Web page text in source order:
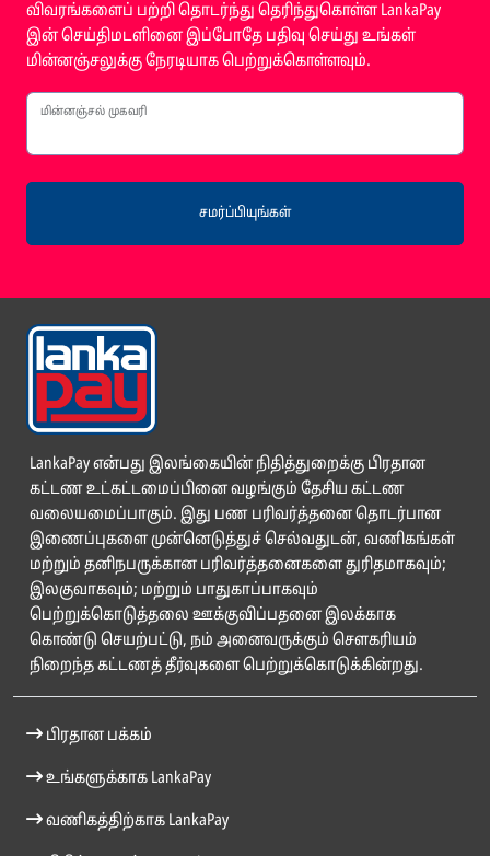
விவரங்களைப் பற்றி தொடர்ந்து தெரிந்துகொள்ள LankaPay
இன் செய்திமடளினை இப்போதே பதிவு செய்து உங்கள்
மின்னஞ்சலுக்கு நேரடியாக பெற்றுக்கொள்ளவும்.
மின்னஞ்சல் முகவரி
சமர்ப்பியுங்கள்
LankaPay என்பது இலங்கையின் நிதித்துறைக்கு பிரதான
கட்டண உட்கட்டமைப்பினை வழங்கும் தேசிய கட்டண
வலையமைப்பாகும். இது பண பரிவர்த்தனை தொடர்பான
இணைப்புகளை முன்னெடுத்துச் செல்வதுடன், வணிகங்கள்
மற்றும் தனிநபருக்கான பரிவர்த்தனைகளை துரிதமாகவும்;
இலகுவாகவும்; மற்றும் பாதுகாப்பாகவும்
பெற்றுக்கொடுத்தலை ஊக்குவிப்பதனை இலக்காக
கொண்டு செயற்பட்டு, நம் அனைவருக்கும் சௌகரியம்
நிறைந்த கட்டணத் தீர்வுகளை பெற்றுக்கொடுக்கின்றது.
பிரதான பக்கம்
உங்களுக்காக LankaPay
வணிகத்திற்காக LankaPay